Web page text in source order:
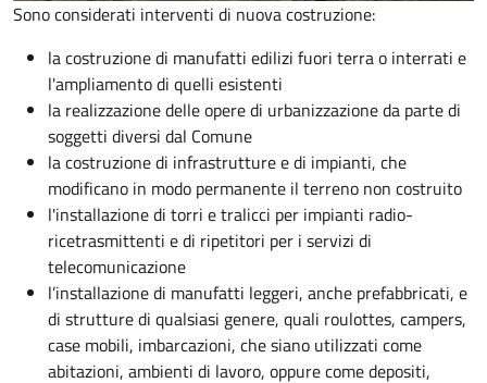
Sono considerati interventi di nuova costruzione:
la costruzione di manufatti edilizi fuori terra o interrati e
l'ampliamento di quelli esistenti
la realizzazione delle opere di urbanizzazione da parte di
soggetti diversi dal Comune
la costruzione di infrastrutture e di impianti, che
modificano in modo permanente il terreno non costruito
l'installazione di torri e tralicci per impianti radio-
ricetrasmittenti e di ripetitori per i servizi di
telecomunicazione
l’installazione di manufatti leggeri, anche prefabbricati, e
di strutture di qualsiasi genere, quali roulottes, campers,
case mobili, imbarcazioni, che siano utilizzati come
abitazioni, ambienti di lavoro, oppure come depositi,